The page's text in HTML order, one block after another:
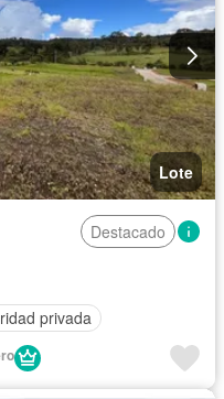
Lote
Destacado
privada